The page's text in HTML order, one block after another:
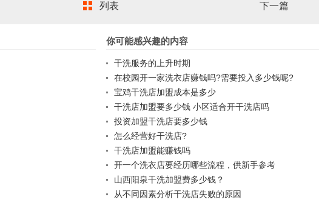
列表 下一篇
你可能感兴趣的内容
干洗服务的上升时期
在校园开一家洗衣店赚钱吗?需要投入多少钱呢?
宝鸡干洗店加盟成本是多少
干洗店加盟要多少钱 小区适合开干洗店吗
投资加盟干洗店要多少钱
怎么经营好干洗店?
干洗店加盟能赚钱吗
开一个洗衣店要经历哪些流程，供新手参考
山西阳泉干洗加盟费多少钱？
从不同因素分析干洗店失败的原因